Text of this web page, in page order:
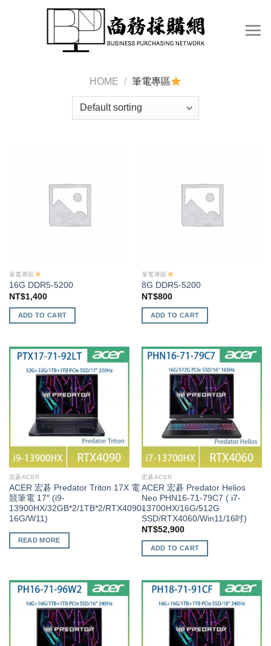
HOME / 筆電專區
筆電專區
16G DDR5-5200
NT$1,400
ADD TO CART
筆電專區
8G DDR5-5200
NT$800
ADD TO CART
宏碁ACER
ACER 宏碁 Predator Triton 17X 電
競筆電 17″ (i9-
13900HX/32GB*2/1TB*2/RTX4090-
16G/W11)
READ MORE
宏碁ACER
ACER 宏碁 Predator Helios
Neo PHN16-71-79C7 ( i7-
13700HX/16G/512G
SSD/RTX4060/Win11/16吋)
NT$52,900
ADD TO CART